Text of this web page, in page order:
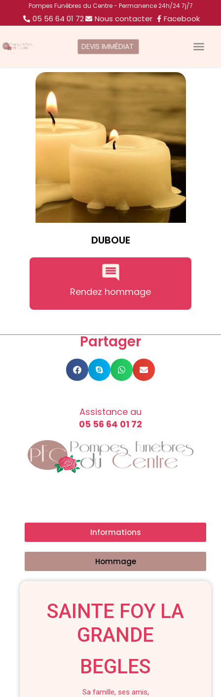
Pompes Funèbres du Centre - Permanence 24h/24 7j/7
05 56 64 01 72 Nous contacter Facebook
DEVIS IMMÉDIAT
DUBOUE
Rendez hommage
Partager
Assistance au
05 56 64 01 72
Informations
Hommage
SAINTE FOY LA
GRANDE
BEGLES
Sa famille, ses amis,